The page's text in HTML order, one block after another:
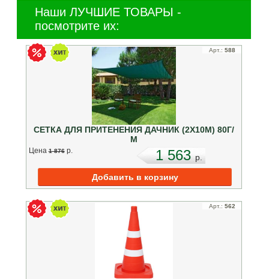
Наши ЛУЧШИЕ ТОВАРЫ -
посмотрите их:
Арт.: 588
СЕТКА ДЛЯ ПРИТЕНЕНИЯ ДАЧНИК (2Х10М) 80Г/
М
Цена 1 876 p. 1 563p.
Арт.: 562